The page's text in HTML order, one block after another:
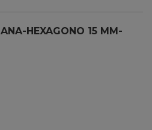
HEXAGONO 15 MM-